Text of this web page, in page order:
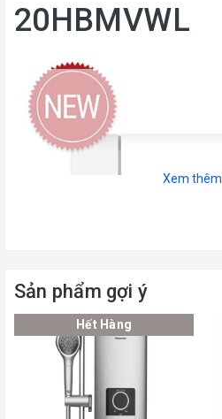
20HBMVWL
Xem thêm
Sản phẩm gợi ý
Hết Hàng